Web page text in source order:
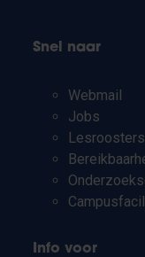
Snel naar
Webmail
Jobs
Lesroosters
Info voor